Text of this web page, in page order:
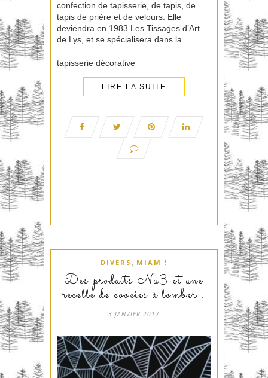
confection de tapisserie, de tapis, de
tapis de prière et de velours. Elle
deviendra en 1983 Les Tissages d’Art
de Lys, et se spécialisera dans la
tapisserie décorative
LIRE LA SUITE
DIVERS , MIAM !
Des produits Nu3 et une
recette de cookies à tomber !
3 JANVIER 2017